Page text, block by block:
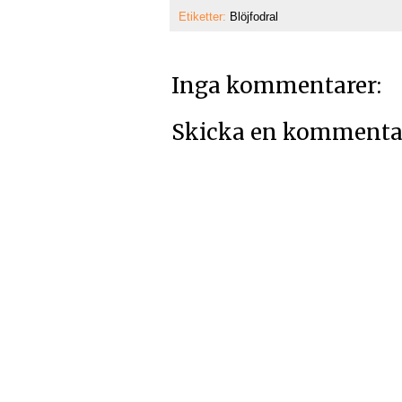
Etiketter: Blöjfodral
Inga kommentarer:
Skicka en